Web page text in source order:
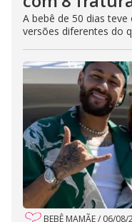
A bebê de 50 dias
versões diferentes do
BEBÊ MAMÃE/ 06/08/